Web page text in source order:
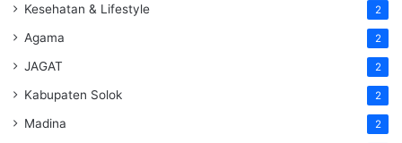
Kesehatan & Lifestyle 2
Agama 2
JAGAT 2
Kabupaten Solok 2
Madina 2